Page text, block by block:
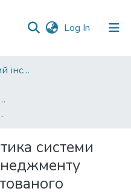
Log In (current)
Навчально-науковий інститут економіки, управління, права та інформаційних технологій
ім. І.А. Маркіної
маркетинговий аспект
системи